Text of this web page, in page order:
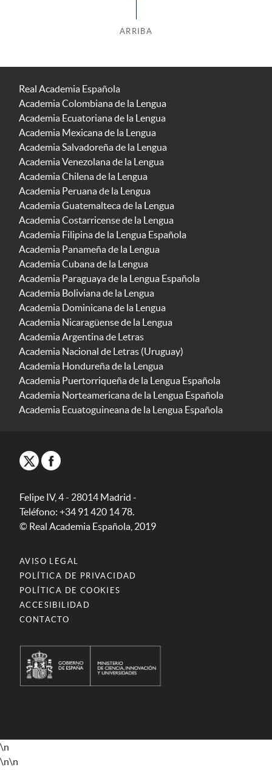
ARRIBA
Real Academia Española
Academia Colombiana de la Lengua
Academia Ecuatoriana de la Lengua
Academia Mexicana de la Lengua
Academia Salvadoreña de la Lengua
Academia Venezolana de la Lengua
Academia Chilena de la Lengua
Academia Peruana de la Lengua
Academia Guatemalteca de la Lengua
Academia Costarricense de la Lengua
Academia Filipina de la Lengua Española
Academia Panameña de la Lengua
Academia Cubana de la Lengua
Academia Paraguaya de la Lengua Española
Academia Boliviana de la Lengua
Academia Dominicana de la Lengua
Academia Nicaragüense de la Lengua
Academia Argentina de Letras
Academia Nacional de Letras (Uruguay)
Academia Hondureña de la Lengua
Academia Puertorriqueña de la Lengua Española
Academia Norteamericana de la Lengua Española
Academia Ecuatoguineana de la Lengua Española
Felipe IV, 4 - 28014 Madrid -
Teléfono: +34 91 420 14 78.
© Real Academia Española, 2019
AVISO LEGAL
POLÍTICA DE PRIVACIDAD
POLÍTICA DE COOKIES
ACCESIBILIDAD
CONTACTO
\n
\n\n